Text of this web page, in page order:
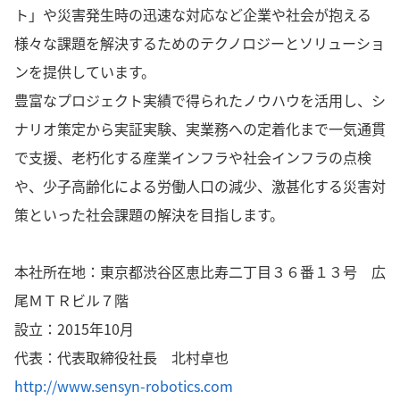
ト」や災害発生時の迅速な対応など企業や社会が抱える
様々な課題を解決するためのテクノロジーとソリューショ
ンを提供しています。
豊富なプロジェクト実績で得られたノウハウを活用し、シ
ナリオ策定から実証実験、実業務への定着化まで一気通貫
で支援、老朽化する産業インフラや社会インフラの点検
や、少子高齢化による労働人口の減少、激甚化する災害対
策といった社会課題の解決を目指します。
本社所在地：東京都渋谷区恵比寿二丁目３６番１３号 広
尾ＭＴＲビル７階
設立：2015年10月
代表：代表取締役社長 北村卓也
http://www.sensyn-robotics.com